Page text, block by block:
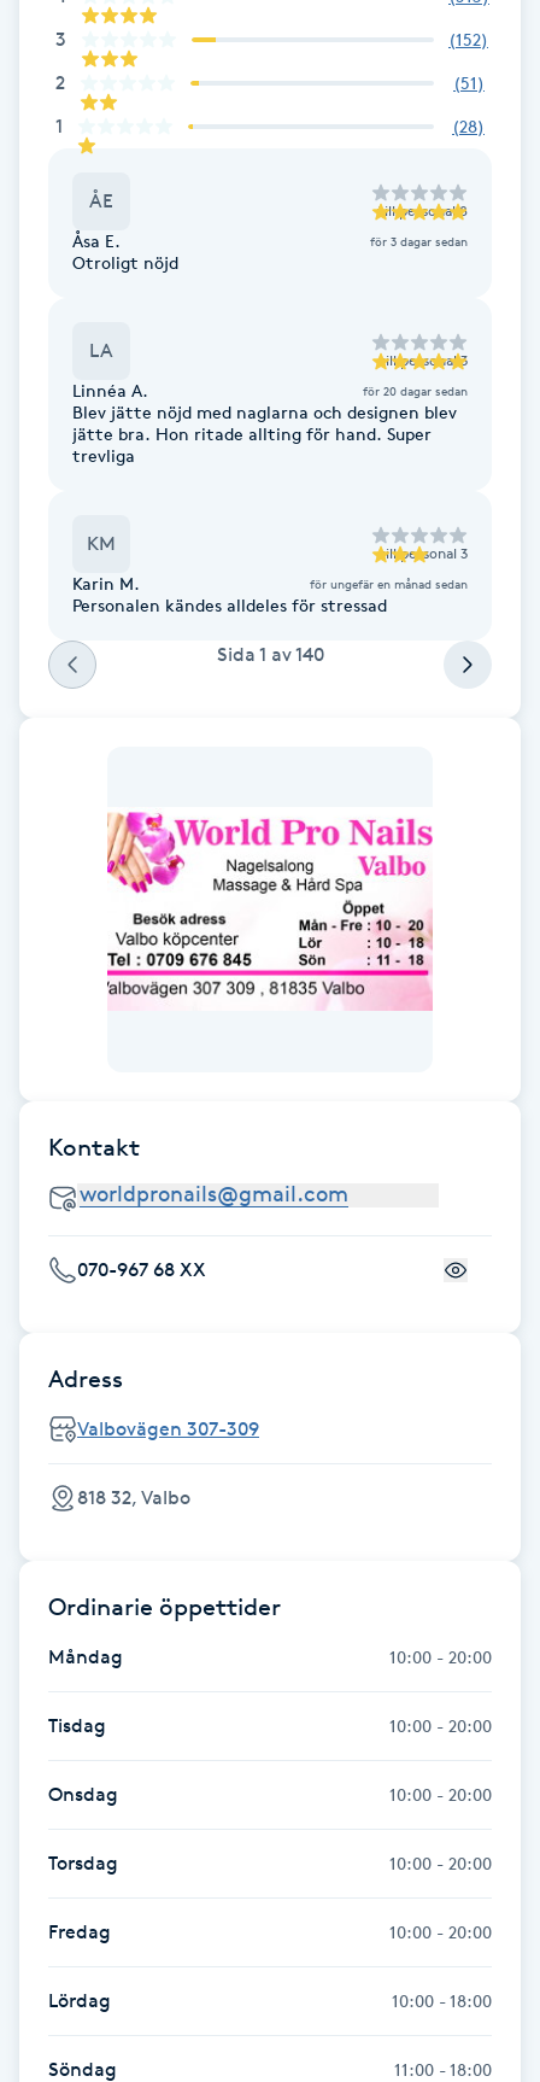
Fransk manikyr
Fransrengöring
Frekvensterapi
Friskvård
Funktionsanalys
Gel naglar
Gelenaglar
Gellack med förstärkning
Gravidmassage
Gravidyoga
Gua Sha-massage
Hatha Yoga
Healing
Herrklippning
HIFU
Hollywood Peel
Huduppstramning
Hudvård
Hyaluronsyra
Hyperhidros
3 (152)
2 (51)
1 (28)
ÅE till personal 8
Åsa E. för 3 dagar sedan
Otroligt nöjd
LA till personal 3
Linnéa A. för 20 dagar sedan
Blev jätte nöjd med naglarna och designen blev
jätte bra. Hon ritade allting för hand. Super
trevliga
KM till personal 3
Karin M. för ungefär en månad sedan
Personalen kändes alldeles för stressad
Sida 1 av140
Kontakt
070-967 68 XX
Adress
Valbovägen 307-309
818 32, Valbo
Ordinarie öppettider
Måndag 10:00 - 20:00
Tisdag 10:00 - 20:00
Onsdag 10:00 - 20:00
Torsdag 10:00 - 20:00
Fredag 10:00 - 20:00
Lördag 10:00 - 18:00
Söndag 11:00 - 18:00